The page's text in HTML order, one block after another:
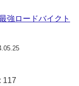
強ロードバイクト
117